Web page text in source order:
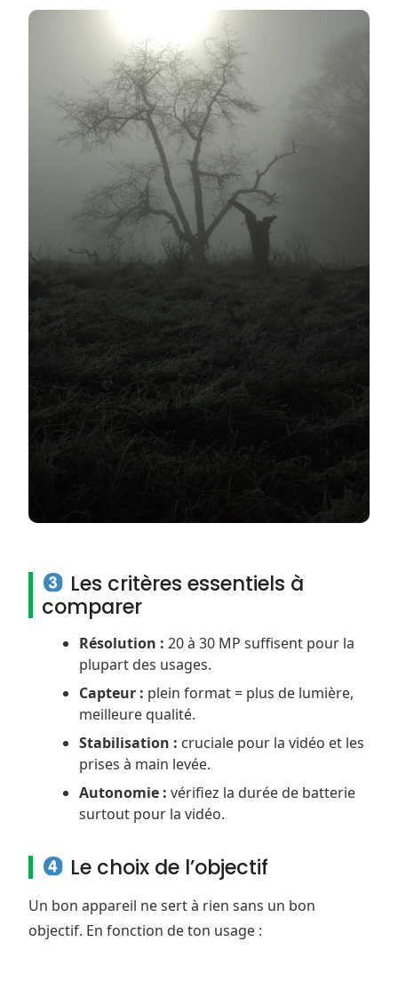
Les critères essentiels à
comparer
Résolution : 20 à 30 MP suffisent pour la
plupart des usages.
Capteur : plein format = plus de lumière,
meilleure qualité.
Stabilisation : cruciale pour la vidéo et les
prises à main levée.
Autonomie : vérifiez la durée de batterie
surtout pour la vidéo.
Le choix de l’objectif
Un bon appareil ne sert à rien sans un bon
objectif. En fonction de ton usage :